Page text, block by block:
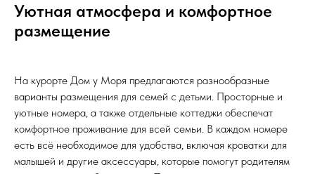
Уютная атмосфера и комфортное
размещение
На курорте Дом у Моря предлагаются разнообразные
варианты размещения для семей с детьми. Просторные и
уютные номера, а также отдельные коттеджи обеспечат
комфортное проживание для всей семьи. В каждом номере
есть всё необходимое для удобства, включая кроватки для
малышей и другие аксессуары, которые помогут родителям